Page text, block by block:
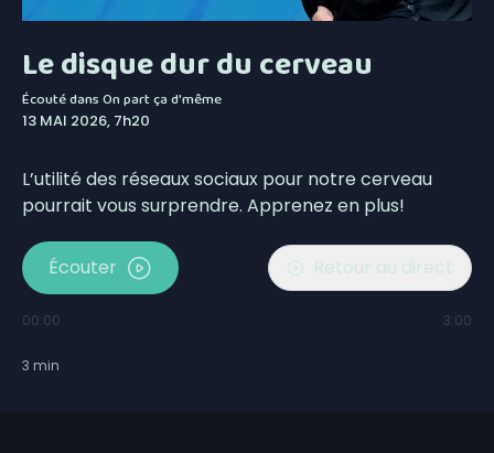
Le disque dur du cerveau
Écouté dansOn part ça d'même
13 MAI 2026, 7h20
L’utilité des réseaux sociaux pour notre cerveau
pourrait vous surprendre. Apprenez en plus!
Écouter Retour au direct
00:00 3:00
3 min